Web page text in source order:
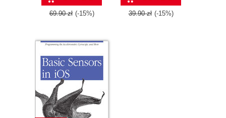
69.90 zł (-15%) 39.90 zł (-15%)